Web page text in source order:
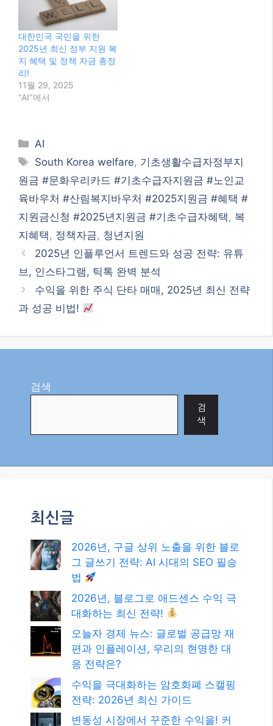
대한민국 국민을 위한
2025년 최신 정부 지원 복
지 혜택 및 정책 자금 총정
리!
11월 29, 2025
"AI"에서
Categories
AI
Tags
South Korea welfare, 기초생활수급자정부지
원금 #문화우리카드 #기초수급자지원금 #노인교
육바우처 #산림복지바우처 #2025지원금 #혜택 #
지원금신청 #2025년지원금 #기초수급자혜택, 복
지혜택, 정책자금, 청년지원
2025년 인플루언서 트렌드와 성공 전략: 유튜
브, 인스타그램, 틱톡 완벽 분석
수익을 위한 주식 단타 매매, 2025년 최신 전략
과 성공 비법!
검색
검
색
최신글
2026년, 구글 상위 노출을 위한 블로
그 글쓰기 전략: AI 시대의 SEO 필승
법
2026년, 블로그로 애드센스 수익 극
대화하는 최신 전략!
오늘자 경제 뉴스: 글로벌 공급망 재
편과 인플레이션, 우리의 현명한 대
응 전략은?
수익을 극대화하는 암호화폐 스캘핑
전략: 2026년 최신 가이드
변동성 시장에서 꾸준한 수익을! 커